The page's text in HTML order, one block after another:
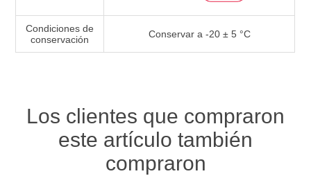
Condiciones de
conservación
Conservar a -20 ± 5 °C
Los clientes que compraron
este artículo también
compraron